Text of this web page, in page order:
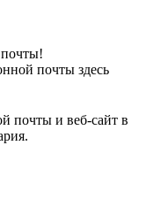
почты здесь
почты и веб-сайт в